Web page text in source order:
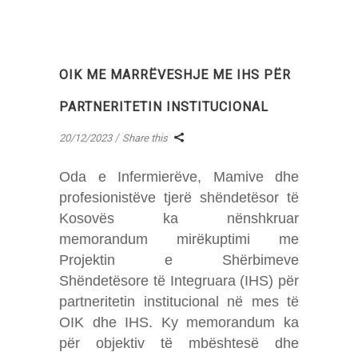
OIK ME MARRËVESHJE ME IHS PËR
PARTNERITETIN INSTITUCIONAL
20/12/2023 Share this
Oda e Infermierëve, Mamive dhe
profesionistëve tjerë shëndetësor të
Kosovës ka nënshkruar
memorandum mirëkuptimi me
Projektin e Shërbimeve
Shëndetësore të Integruara (IHS) për
partneritetin institucional në mes të
OIK dhe IHS. Ky memorandum ka
për objektiv të mbështesë dhe